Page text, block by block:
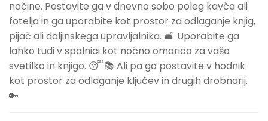
načine. Postavite ga v dnevno sobo poleg kavča ali
fotelja in ga uporabite kot prostor za odlaganje knjig,
pijač ali daljinskega upravljalnika. 🛋️ Uporabite ga
lahko tudi v spalnici kot nočno omarico za vašo
svetilko in knjigo. 😴📚 Ali pa ga postavite v hodnik
kot prostor za odlaganje ključev in drugih drobnarij.
🔑